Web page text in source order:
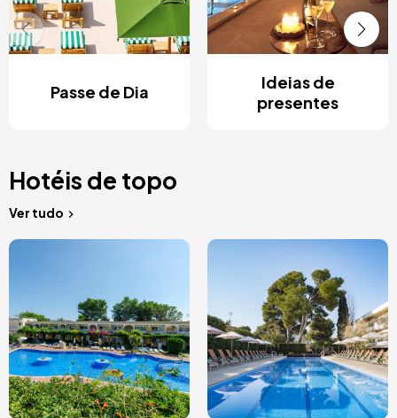
Passe de Dia
Ideias de
presentes
Hotéis de topo
Ver tudo
Imagem